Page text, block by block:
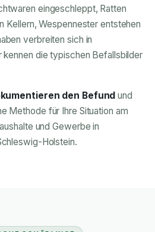
eingeschleppt, Ratten
Kellern, Wespennester entstehen
verbreiten sich in
kennen die typischen Befallsbilder
den Befund und
Methode für Ihre Situation am
und Gewerbe in
Holstein.